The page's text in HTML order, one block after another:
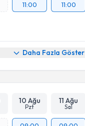
11:00
11:00
Daha Fazla Göster
10 Ağu
Pzt
11 Ağu
Sal